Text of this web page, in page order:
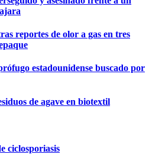
reportes de olor a gas en tres
estadounidense buscado por
de agave en biotextil
ciclosporiasis